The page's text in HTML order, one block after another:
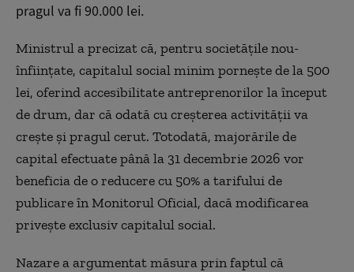
pragul va fi 90.000 lei.
Ministrul a precizat că, pentru societățile nou-
înființate, capitalul social minim pornește de la 500
lei, oferind accesibilitate antreprenorilor la început
de drum, dar că odată cu creșterea activității va
crește și pragul cerut. Totodată, majorările de
capital efectuate până la 31 decembrie 2026 vor
beneficia de o reducere cu 50% a tarifului de
publicare în Monitorul Oficial, dacă modificarea
privește exclusiv capitalul social.
Nazare a argumentat măsura prin faptul că